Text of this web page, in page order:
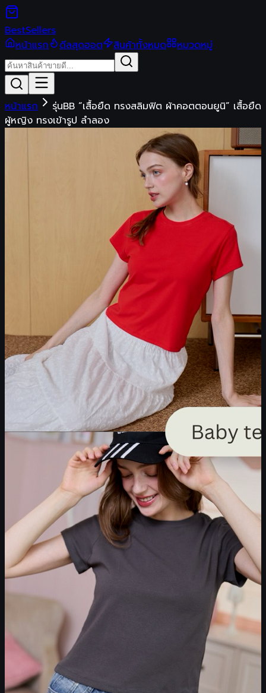
BestSellers
หน้าแรก
ดีลสุดฮอต สินค้าทั้งหมด หมวดหมู่
หน้าแรก
รุ่นBB “เสื้อยืด ทรงสลิมฟิต ผ้าคอตตอนยูนิ” เสื้อยืด
ผู้หญิง ทรงเข้ารูป ลำลอง